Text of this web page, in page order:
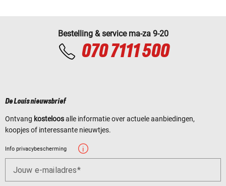
Bestelling & service ma-za 9-20
070 7111 500
De Louis nieuwsbrief
Ontvang kosteloosalle informatie over actuele aanbiedingen,
koopjes of interessante nieuwtjes.
Info privacybescherming
Jouw e-mailadres